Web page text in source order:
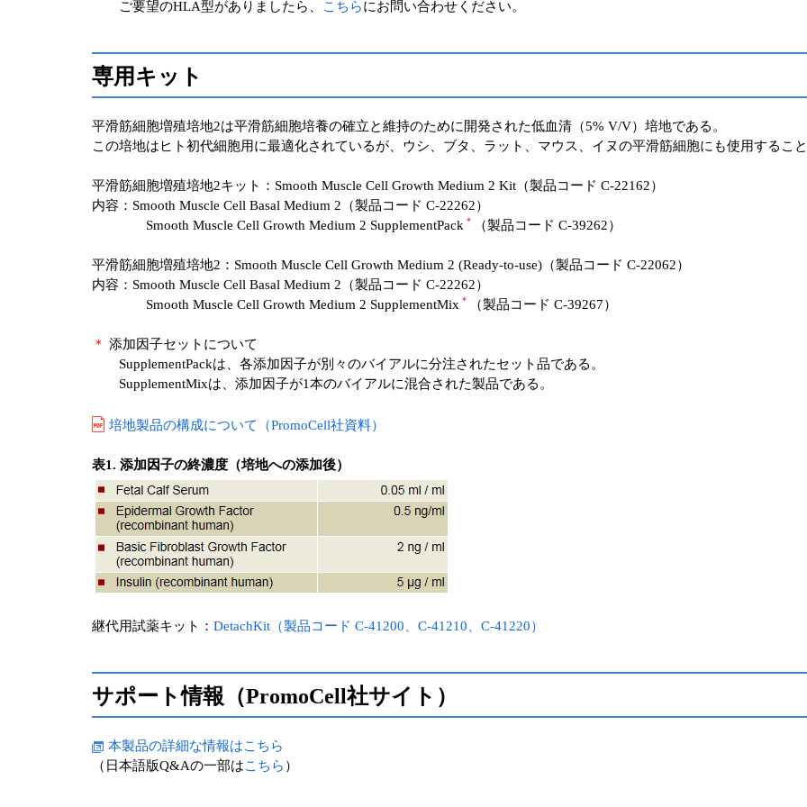
ご要望のHLA型がありましたら、
こちらにお問い合わせください。
専用キット
平滑筋細胞増殖培地2は平滑筋細胞培養の確立と維持のために開発された低血清（5% V/V）培地である。
この培地はヒト初代細胞用に最適化されているが、ウシ、ブタ、ラット、マウス、イヌの平滑筋細胞にも使用すること
平滑筋細胞増殖培地2キット：Smooth Muscle Cell Growth Medium 2 Kit（製品コード C-22162）
内容：Smooth Muscle Cell Basal Medium 2（製品コード C-22262）
Smooth Muscle Cell Growth Medium 2 SupplementPack ＊ （製品コード C-39262）
平滑筋細胞増殖培地2：Smooth Muscle Cell Growth Medium 2 (Ready-to-use)（製品コード C-22062）
内容：Smooth Muscle Cell Basal Medium 2（製品コード C-22262）
Smooth Muscle Cell Growth Medium 2 SupplementMix ＊ （製品コード C-39267）
＊ 添加因子セットについて
SupplementPackは、各添加因子が別々のバイアルに分注されたセット品である。
SupplementMixは、添加因子が1本のバイアルに混合された製品である。
培地製品の構成について（PromoCell社資料）
表1. 添加因子の終濃度（培地への添加後）
継代用試薬キット： DetachKit（製品コード C-41200、C-41210、C-41220）
サポート情報（PromoCell社サイト）
本製品の詳細な情報はこちら
（日本語版Q&Aの一部はこちら ）